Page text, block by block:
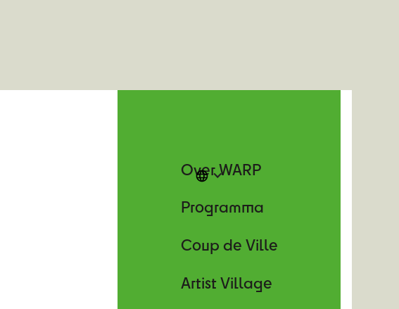
Over WARP
Programma
Coup de Ville
Artist Village